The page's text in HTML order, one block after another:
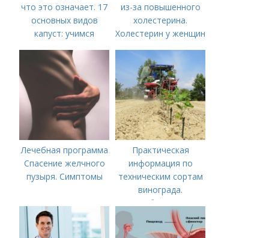
что это означает. 17
основных видов
капуст: учимся
из-за повышенного
холестерина.
Холестерин у женщин
Лечебная программа
Спасение желчного
пузыря. Симптомы
Практическая
информация по
техническим сортам
винограда.
Особенности
технических сортов
винограда